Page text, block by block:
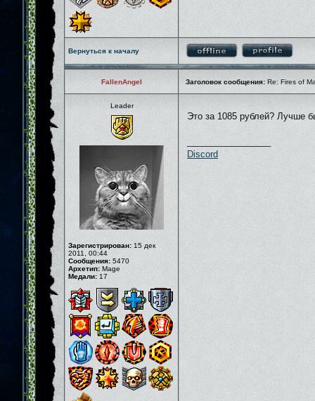
Вернуться к началу
FallenAngel Заголовок сообщения: Re: Fires of
Leader
Зарегистрирован: 15 дек
2011, 00:44
Сообщения: 5470
Архетип: Mage
Медали: 17
Это за 1085 рублей? Лучше
Discord